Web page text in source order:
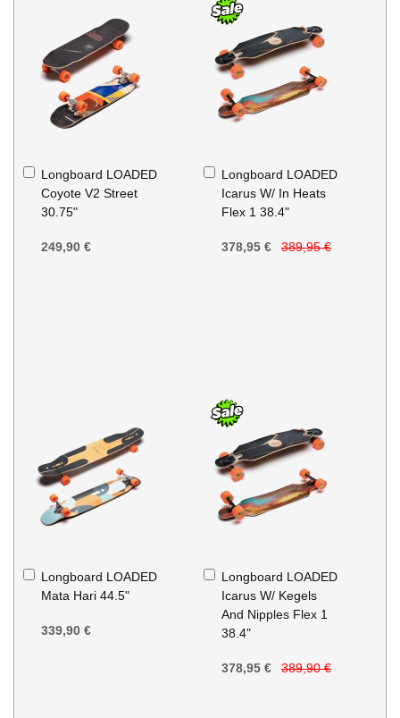
Longboard LOADED
Coyote V2 Street
30.75"
249,90 €
Ajouter
au
panier
Longboard LOADED
Icarus W/ In Heats
Flex 1 38.4"
378,95 € 389,95 €
Ajouter
au
panier
Longboard LOADED
Mata Hari 44.5"
339,90 €
Ajouter
au
panier
Longboard LOADED
Icarus W/ Kegels
And Nipples Flex 1
38.4"
378,95 € 389,90 €
Ajouter
au
panier